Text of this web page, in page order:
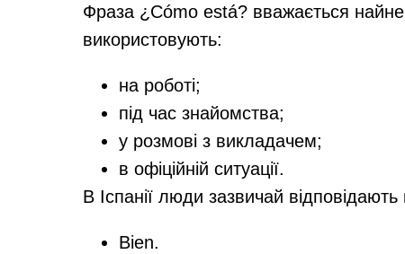
Фраза ¿Cómo está? вважається
використовують:
на роботі;
під час знайомства;
у розмові з викладачем;
в офіційній ситуації.
В Іспанії люди зазвичай
Bien.